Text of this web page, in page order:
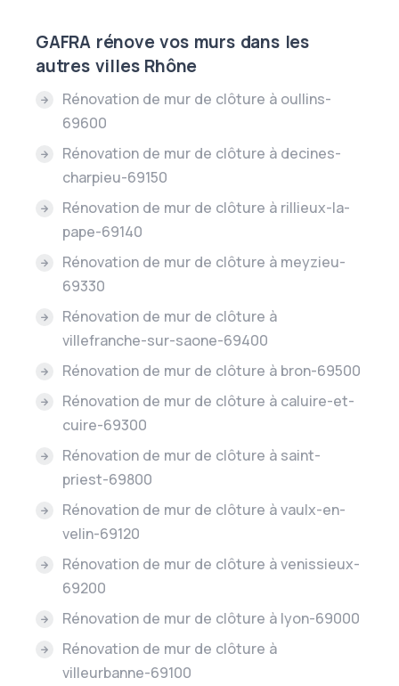
GAFRA rénove vos murs dans les
autres villes Rhône
Rénovation de mur de clôture à oullins-
69600
Rénovation de mur de clôture à decines-
charpieu-69150
Rénovation de mur de clôture à rillieux-la-
pape-69140
Rénovation de mur de clôture à meyzieu-
69330
Rénovation de mur de clôture à
villefranche-sur-saone-69400
Rénovation de mur de clôture à bron-69500
Rénovation de mur de clôture à caluire-et-
cuire-69300
Rénovation de mur de clôture à saint-
priest-69800
Rénovation de mur de clôture à vaulx-en-
velin-69120
Rénovation de mur de clôture à venissieux-
69200
Rénovation de mur de clôture à lyon-69000
Rénovation de mur de clôture à
villeurbanne-69100